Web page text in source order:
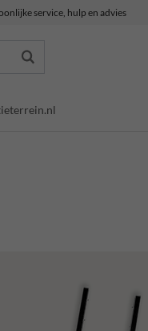
service, hulp en advies